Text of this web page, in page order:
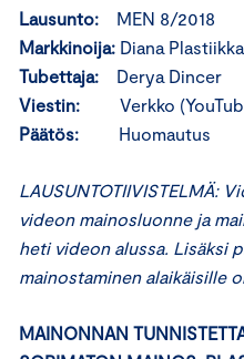
Lausunto:
MEN 8/2018
Markkinoija: Diana
Tubettaja: Derya Dincer
Viestin: Verkko
Päätös: Huomautus
LAUSUNTOTIIVISTELMÄ:
videon mainosluonne ja
heti videon alussa. Lisäksi
mainostaminen alaikäisille
MAINONNAN